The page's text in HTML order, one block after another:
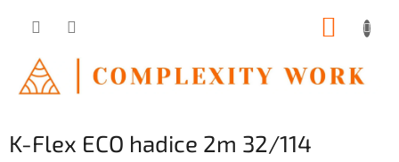
K-Flex ECO hadice 2m 32/114